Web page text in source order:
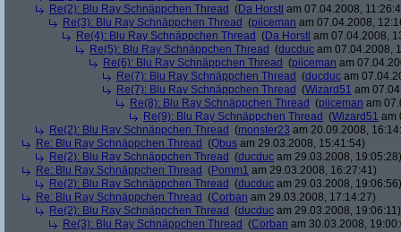
Re(2): Blu Ray Schnäppchen Thread (Da Horstl am 07.04.2008,
Re(3): Blu Ray Schnäppchen Thread (piiceman am 07.04.2008,
Re(4): Blu Ray Schnäppchen Thread (Da Horstl am 07.04.2008,
Re(5): Blu Ray Schnäppchen Thread (ducduc am 07.04.2008,
Re(6): Blu Ray Schnäppchen Thread (piiceman am
Re(7): Blu Ray Schnäppchen Thread (ducduc am
Re(7): Blu Ray Schnäppchen Thread (Wizard51 am
Re(8): Blu Ray Schnäppchen Thread (piiceman am
Re(9): Blu Ray Schnäppchen Thread (Wizard51 am
Re(2): Blu Ray Schnäppchen Thread (monster23 am 20.09.2008,
Re: Blu Ray Schnäppchen Thread (Qbus am 29.03.2008, 15:41:54)
Re(2): Blu Ray Schnäppchen Thread (ducduc am 29.03.2008, 19:05:28)
Re: Blu Ray Schnäppchen Thread (Pomm1 am 29.03.2008, 16:27:41)
Re(2): Blu Ray Schnäppchen Thread (ducduc am 29.03.2008, 19:06:56)
Re: Blu Ray Schnäppchen Thread (Corban am 29.03.2008, 17:14:27)
Re(2): Blu Ray Schnäppchen Thread (ducduc am 29.03.2008, 19:06:11)
Re(3): Blu Ray Schnäppchen Thread (Corban am 30.03.2008,